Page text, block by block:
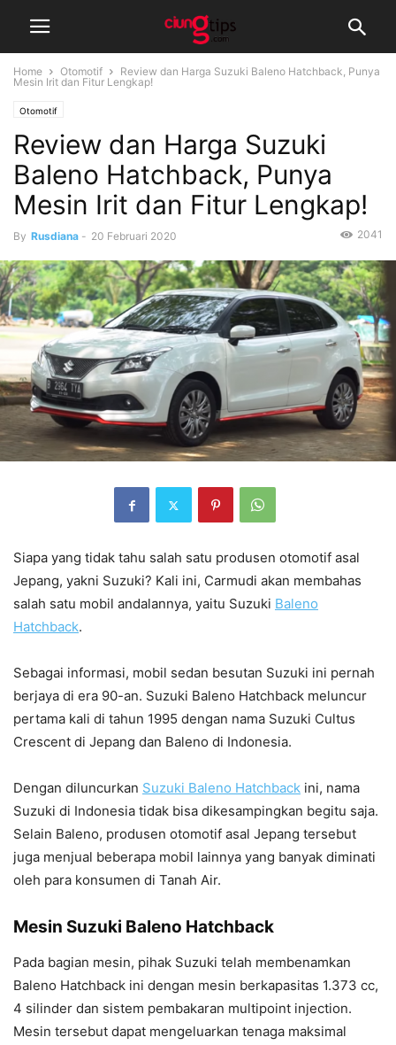
Home Otomotif
Review dan Harga Suzuki Baleno Hatchback, Punya
Mesin Irit dan Fitur Lengkap!
Otomotif
Review dan Harga Suzuki
Baleno Hatchback, Punya
Mesin Irit dan Fitur Lengkap!
By Rusdiana - 20 Februari 2020 2041
Siapa yang tidak tahu salah satu produsen otomotif asal
Jepang, yakni Suzuki? Kali ini, Carmudi akan membahas
salah satu mobil andalannya, yaitu Suzuki Baleno
Hatchback.
Sebagai informasi, mobil sedan besutan Suzuki ini pernah
berjaya di era 90-an. Suzuki Baleno Hatchback meluncur
pertama kali di tahun 1995 dengan nama Suzuki Cultus
Crescent di Jepang dan Baleno di Indonesia.
Dengan diluncurkan Suzuki Baleno Hatchback ini, nama
Suzuki di Indonesia tidak bisa dikesampingkan begitu saja.
Selain Baleno, produsen otomotif asal Jepang tersebut
juga menjual beberapa mobil lainnya yang banyak diminati
oleh para konsumen di Tanah Air.
Mesin Suzuki Baleno Hatchback
Pada bagian mesin, pihak Suzuki telah membenamkan
Baleno Hatchback ini dengan mesin berkapasitas 1.373 cc,
4 silinder dan sistem pembakaran multipoint injection.
Mesin tersebut dapat mengeluarkan tenaga maksimal